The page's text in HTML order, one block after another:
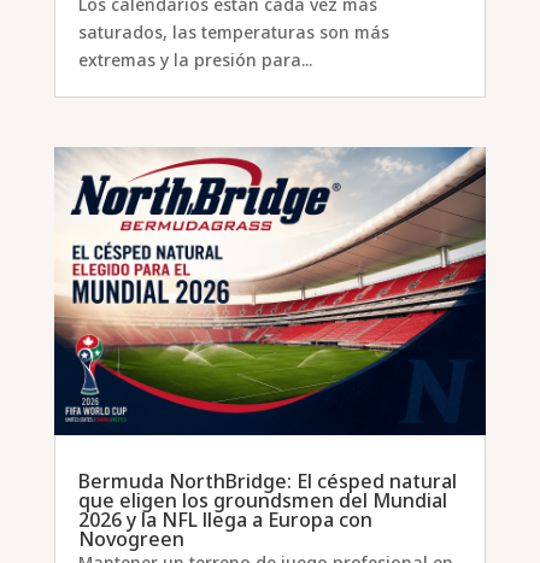
saturados, las temperaturas son más
extremas y la presión para...
Bermuda NorthBridge: El césped natural
que eligen los groundsmen del Mundial
2026 y la NFL llega a Europa con
Novogreen